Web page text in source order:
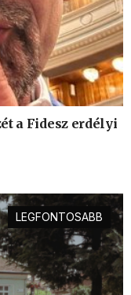
a Fidesz erdélyi
LEGFONTOSABB